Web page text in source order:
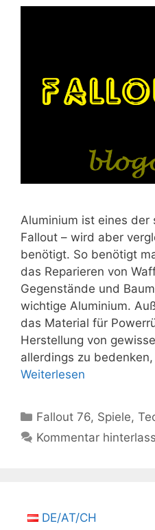
Aluminium ist eines der
Fallout – wird aber
benötigt. So benötigt
das Reparieren von
Gegenstände und
wichtige Aluminium.
das Material für
Herstellung von
allerdings zu
Weiterlesen
Kategorien
Fallout 76, Spiele,
Kommentar
DE/AT/CH